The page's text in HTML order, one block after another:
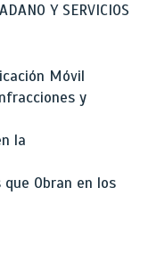
Y SERVICIOS
Móvil
y
la
Obran en los